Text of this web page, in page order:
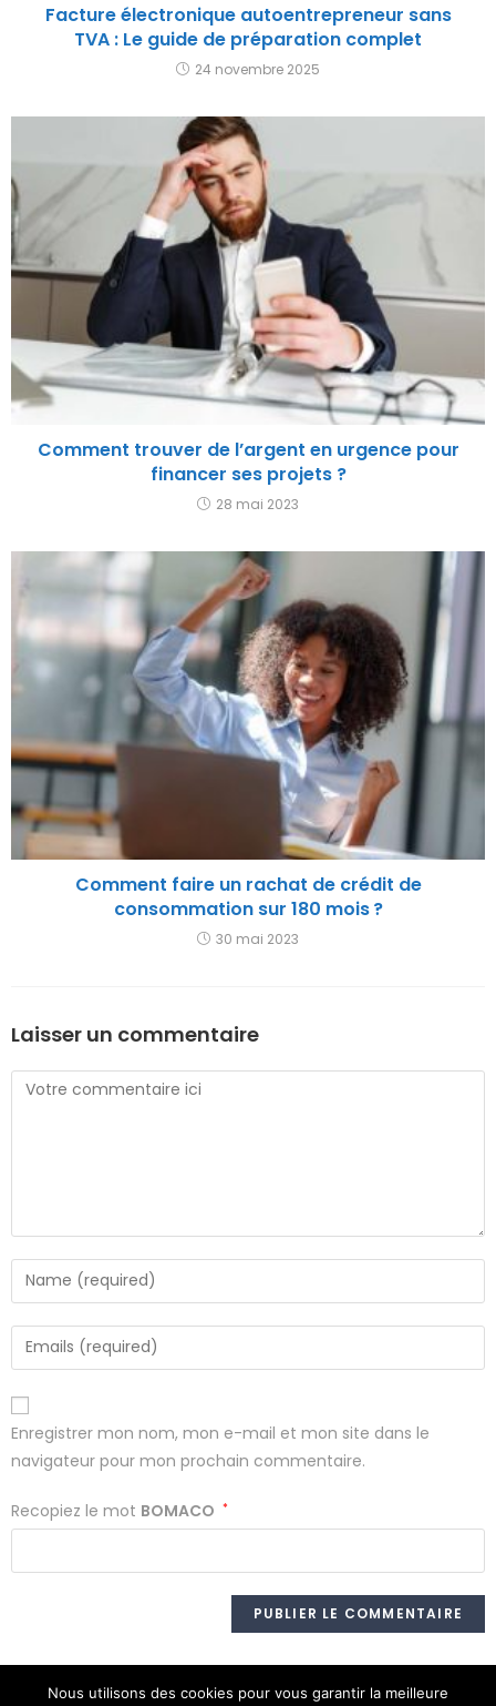
Facture électronique autoentrepreneur sans
TVA : Le guide de préparation complet
24 novembre 2025
Comment trouver de l’argent en urgence pour
financer ses projets ?
28 mai 2023
Comment faire un rachat de crédit de
consommation sur 180 mois ?
30 mai 2023
Laisser un commentaire
Enregistrer mon nom, mon e-mail et mon site dans le
navigateur pour mon prochain commentaire.
Recopiez le mot BOMACO *
Nous utilisons des cookies pour vous garantir la meilleure